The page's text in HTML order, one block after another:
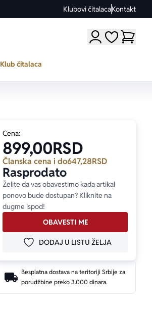
Klubovi čitalacaKontakt
Moji omiljeni
Klub čitalaca
Cena:
899,00RSD
Članska cena i do647,28RSD
Rasprodato
Želite da vas obavestimo kada artikal
ponovo bude dostupan? Kliknite na
dugme ispod!
OBAVESTI ME
DODAJ U OMILJENE
DODAJ U LISTU ŽELJA
Besplatna dostava na teritoriji Srbije za
porudžbine preko 3.000 dinara.